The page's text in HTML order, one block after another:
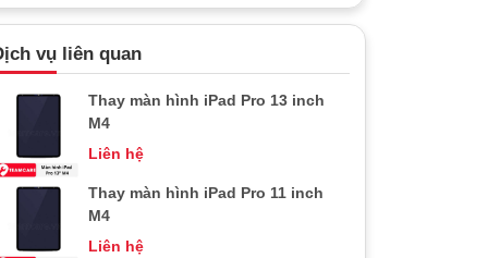
vụ liên quan
Thay màn hình iPad Pro 13 inch
M4
Liên hệ
Thay màn hình iPad Pro 11 inch
M4
Liên hệ